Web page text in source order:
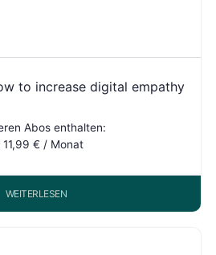
to increase digital empathy
Abos enthalten:
11,99 € / Monat
WEITERLESEN